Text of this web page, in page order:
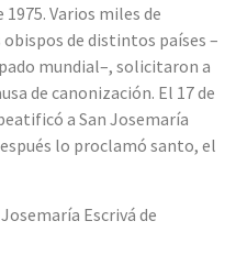
Varios miles de
de distintos países –
mundial–, solicitaron a
de canonización. El 17 de
a San Josemaría
lo proclamó santo, el
Escrivá de